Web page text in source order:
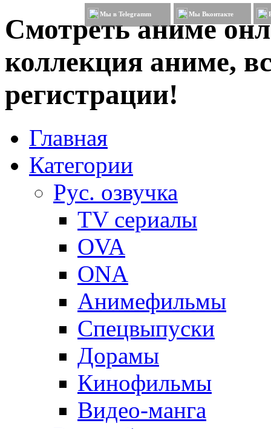
Смотреть аниме
коллекция аниме,
регистрации!
Мы в Telegramm Мы Вконтакте
Главная
Категории
Рус. озвучка
TV сериалы
OVA
ONA
Анимефильмы
Спецвыпуски
Дорамы
Кинофильмы
Видео-манга